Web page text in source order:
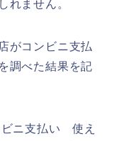
れません。
がコンビニ支払
調べた結果を記
ビニ支払い 使え